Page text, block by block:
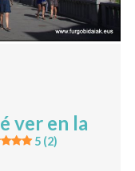
ver en la
5 (2)